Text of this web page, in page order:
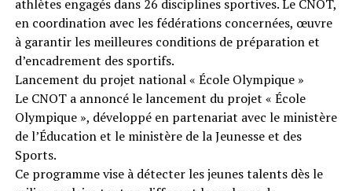
athlètes engagés dans 26 disciplines sportives. Le CNOT,
en coordination avec les fédérations concernées, œuvre
à garantir les meilleures conditions de préparation et
d’encadrement des sportifs.
Lancement du projet national « École Olympique »
Le CNOT a annoncé le lancement du projet « École
Olympique », développé en partenariat avec le ministère
de l’Éducation et le ministère de la Jeunesse et des
Sports.
Ce programme vise à détecter les jeunes talents dès le